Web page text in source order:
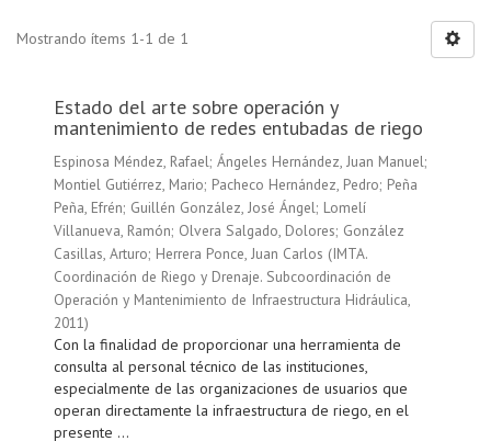
Mostrando ítems 1-1 de 1
Estado del arte sobre operación y
mantenimiento de redes entubadas de riego
Espinosa Méndez, Rafael; Ángeles Hernández, Juan Manuel;
Montiel Gutiérrez, Mario; Pacheco Hernández, Pedro; Peña
Peña, Efrén; Guillén González, José Ángel; Lomelí
Villanueva, Ramón; Olvera Salgado, Dolores; González
Casillas, Arturo; Herrera Ponce, Juan Carlos (IMTA.
Coordinación de Riego y Drenaje. Subcoordinación de
Operación y Mantenimiento de Infraestructura Hidráulica,
2011)
Con la finalidad de proporcionar una herramienta de
consulta al personal técnico de las instituciones,
especialmente de las organizaciones de usuarios que
operan directamente la infraestructura de riego, en el
presente ...